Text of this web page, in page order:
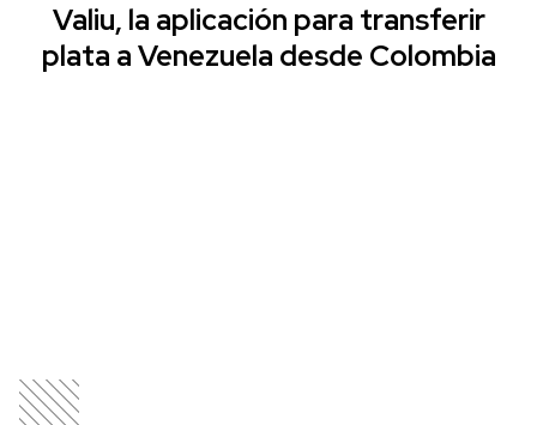
Valiu, la aplicación para transferir
plata a Venezuela desde Colombia